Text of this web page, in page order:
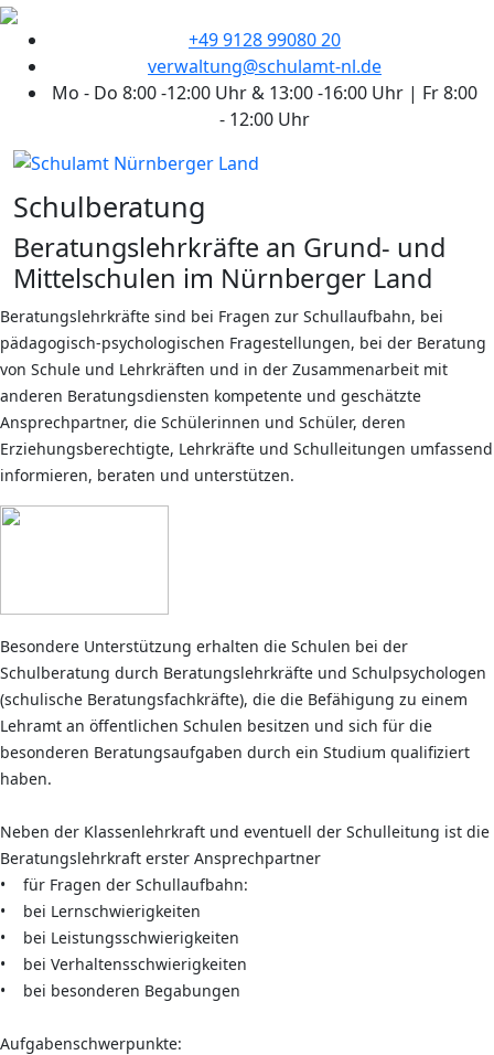
+49 9128 99080 20
verwaltung@schulamt-nl.de
Mo - Do 8:00 -12:00 Uhr & 13:00 -16:00 Uhr | Fr 8:00
- 12:00 Uhr
Schulberatung
Beratungslehrkräfte an Grund- und
Mittelschulen im Nürnberger Land
Beratungslehrkräfte sind bei Fragen zur Schullaufbahn, bei
pädagogisch-psychologischen Fragestellungen, bei der Beratung
von Schule und Lehrkräften und in der Zusammenarbeit mit
anderen Beratungsdiensten kompetente und geschätzte
Ansprechpartner, die Schülerinnen und Schüler, deren
Erziehungsberechtigte, Lehrkräfte und Schulleitungen umfassend
informieren, beraten und unterstützen.
Besondere Unterstützung erhalten die Schulen bei der
Schulberatung durch Beratungslehrkräfte und Schulpsychologen
(schulische Beratungsfachkräfte), die die Befähigung zu einem
Lehramt an öffentlichen Schulen besitzen und sich für die
besonderen Beratungsaufgaben durch ein Studium qualifiziert
haben.
Neben der Klassenlehrkraft und eventuell der Schulleitung ist die
Beratungslehrkraft erster Ansprechpartner
• für Fragen der Schullaufbahn:
• bei Lernschwierigkeiten
• bei Leistungsschwierigkeiten
• bei Verhaltensschwierigkeiten
• bei besonderen Begabungen
Aufgabenschwerpunkte: